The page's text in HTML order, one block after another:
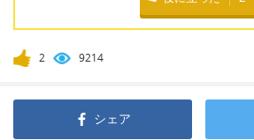
2 9214
シェア